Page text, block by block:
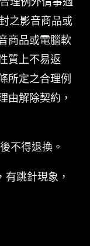
之影音商品或
商品或電腦軟
質上不易返
所定之合理例
由解除契約，
不得退換。
有跳針現象，